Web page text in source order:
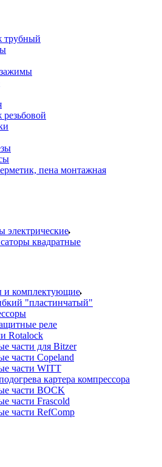
трубный
пена монтажная
электрические
квадратные
и комплектующие
"пластинчатый"
реле
Rotalock
части для Bitzer
части Copeland
части WITT
картера компрессора
части BOCK
части Frascold
части RefComp